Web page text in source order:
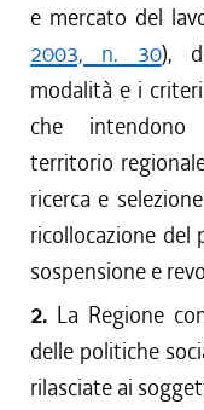
e mercato del
2003, n. 30),
modalità e i
che intendono
territorio
ricerca e
ricollocazione del
sospensione e
2. La Regione
delle politiche
rilasciate ai